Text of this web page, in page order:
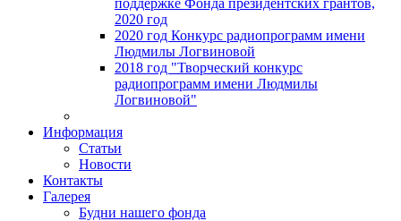
поддержке Фонда президентских грантов,
2020 год
2020 год Конкурс радиопрограмм имени
Людмилы Логвиновой
2018 год "Творческий конкурс
радиопрограмм имени Людмилы
Логвиновой"
Информация
Статьи
Новости
Контакты
Галерея
Будни нашего фонда